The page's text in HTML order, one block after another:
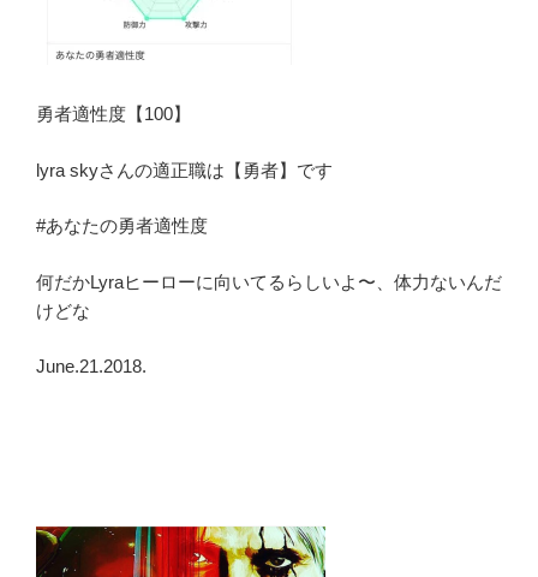
勇者適性度【100】
lyra skyさんの適正職は【勇者】です
#あなたの勇者適性度
何だかLyraヒーローに向いてるらしいよ〜、体力ないんだ
けどな
June.21.2018.